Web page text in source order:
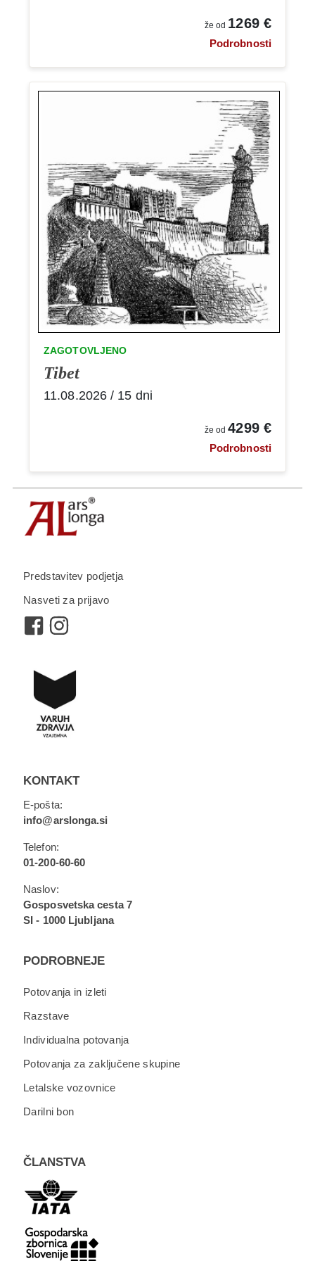
že od 1269 €
Podrobnosti
ZAGOTOVLJENO
Tibet
11.08.2026 / 15 dni
že od4299 €
Podrobnosti
Predstavitev podjetja
Nasveti za prijavo
KONTAKT
E-pošta:
info@arslonga.si
Telefon:
01-200-60-60
Naslov:
Gosposvetska cesta 7
SI - 1000 Ljubljana
PODROBNEJE
Potovanja in izleti
Razstave
Individualna potovanja
Potovanja za zaključene skupine
Letalske vozovnice
Darilni bon
ČLANSTVA